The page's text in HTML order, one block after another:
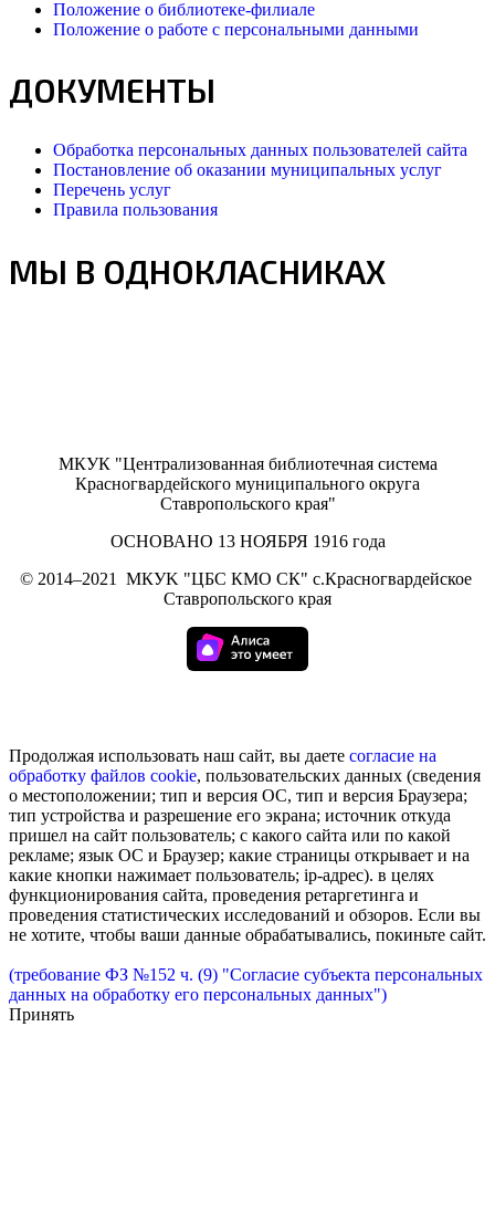
Положение о библиотеке-филиале
Положение о работе с персональными данными
ДОКУМЕНТЫ
Обработка персональных данных пользователей сайта
Постановление об оказании муниципальных услуг
Перечень услуг
Правила пользования
МЫ В ОДНОКЛАСНИКАХ
МКУК "Централизованная библиотечная система
Красногвардейского муниципального округа
Ставропольского края"
ОСНОВАНО 13 НОЯБРЯ 1916 года
© 2014–2021
МКУK "ЦБС КМО СК" с.Красногвардейское
Ставропольского края
Продолжая использовать наш сайт, вы даете согласие на
обработку файлов cookie, пользовательских данных (сведения
о местоположении; тип и версия ОС, тип и версия Браузера;
тип устройства и разрешение его экрана; источник откуда
пришел на сайт пользователь; с какого сайта или по какой
рекламе; язык ОС и Браузер; какие страницы открывает и на
какие кнопки нажимает пользователь; ip-адрес). в целях
функционирования сайта, проведения ретаргетинга и
проведения статистических исследований и обзоров. Если вы
не хотите, чтобы ваши данные обрабатывались, покиньте сайт.
(требование ФЗ №152 ч. (9) "Согласие субъекта персональных
данных на обработку его персональных данных")
Принять